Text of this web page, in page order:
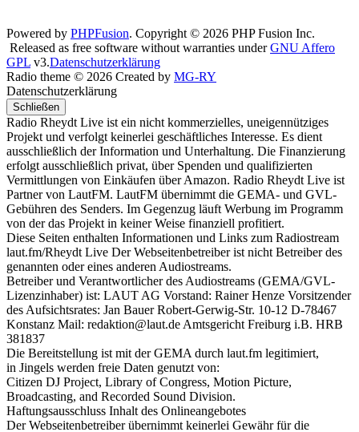
Powered by PHPFusion. Copyright © 2026 PHP Fusion Inc.
Released as free software without warranties underGNU Affero
GPL v3.Datenschutzerklärung
Radio theme © 2026 Created by MG-RY
Datenschutzerklärung
Schließen
Radio Rheydt Live ist ein nicht kommerzielles, uneigennütziges
Projekt und verfolgt keinerlei geschäftliches Interesse. Es dient
ausschließlich der Information und Unterhaltung. Die Finanzierung
erfolgt ausschließlich privat, über Spenden und qualifizierten
Vermittlungen von Einkäufen über Amazon. Radio Rheydt Live ist
Partner von LautFM. LautFM übernimmt die GEMA- und GVL-
Gebühren des Senders. Im Gegenzug läuft Werbung im Programm
von der das Projekt in keiner Weise finanziell profitiert.
Diese Seiten enthalten Informationen und Links zum Radiostream
laut.fm/Rheydt Live Der Webseitenbetreiber ist nicht Betreiber des
genannten oder eines anderen Audiostreams.
Betreiber und Verantwortlicher des Audiostreams (GEMA/GVL-
Lizenzinhaber) ist: LAUT AG Vorstand: Rainer Henze Vorsitzender
des Aufsichtsrates: Jan Bauer Robert-Gerwig-Str. 10-12 D-78467
Konstanz Mail: redaktion@laut.de Amtsgericht Freiburg i.B. HRB
381837
Die Bereitstellung ist mit der GEMA durch laut.fm legitimiert,
in Jingels werden freie Daten genutzt von:
Citizen DJ Project, Library of Congress, Motion Picture,
Broadcasting, and Recorded Sound Division.
Haftungsausschluss Inhalt des Onlineangebotes
Der Webseitenbetreiber übernimmt keinerlei Gewähr für die